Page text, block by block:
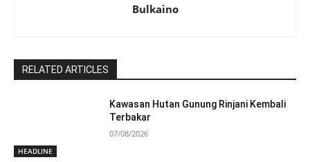
Bulkaino
RELATED ARTICLES
HEADLINE
Kawasan Hutan Gunung Rinjani Kembali
Terbakar
07/08/2026